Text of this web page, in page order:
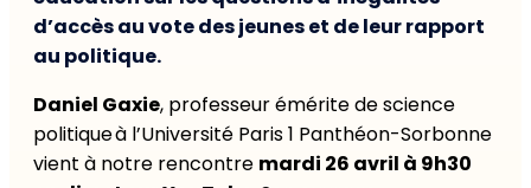
d’accès au vote des jeunes et de leur rapport
au politique.
Daniel Gaxie, professeur émérite de science
politique à l’Université Paris 1 Panthéon-Sorbonne
vient à notre rencontre mardi 26 avril à 9h30